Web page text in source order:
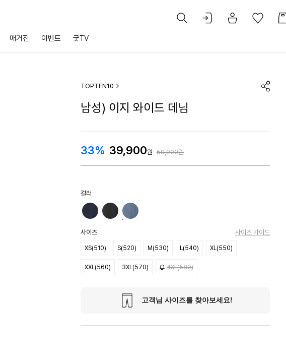
매거진 이벤트 굿TV
TOPTEN10
남성) 이지 와이드 데님
33% 39,900원 59,900원
컬러
사이즈 사이즈 가이드
XS(510) S(520) M(530) L(540) XL(550)
XXL(560) 3XL(570) 4XL(580)